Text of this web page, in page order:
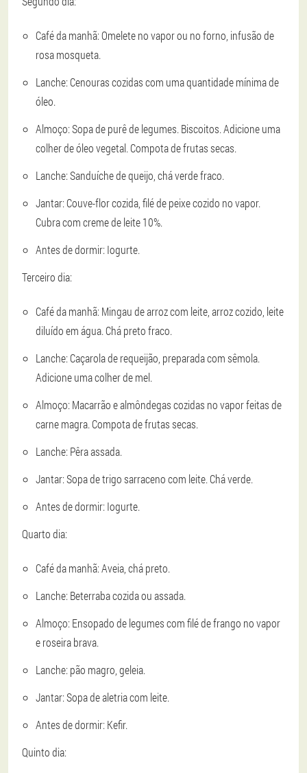
Café da manhã: Omelete no vapor ou no forno, infusão de
rosa mosqueta.
Lanche: Cenouras cozidas com uma quantidade mínima de
óleo.
Almoço: Sopa de purê de legumes. Biscoitos. Adicione uma
colher de óleo vegetal. Compota de frutas secas.
Lanche: Sanduíche de queijo, chá verde fraco.
Jantar: Couve-flor cozida, filé de peixe cozido no vapor.
Cubra com creme de leite 10%.
Antes de dormir: Iogurte.
Terceiro dia:
Café da manhã: Mingau de arroz com leite, arroz cozido, leite
diluído em água. Chá preto fraco.
Lanche: Caçarola de requeijão, preparada com sêmola.
Adicione uma colher de mel.
Almoço: Macarrão e almôndegas cozidas no vapor feitas de
carne magra. Compota de frutas secas.
Lanche: Pêra assada.
Jantar: Sopa de trigo sarraceno com leite. Chá verde.
Antes de dormir: Iogurte.
Quarto dia:
Café da manhã: Aveia, chá preto.
Lanche: Beterraba cozida ou assada.
Almoço: Ensopado de legumes com filé de frango no vapor
e roseira brava.
Lanche: pão magro, geleia.
Jantar: Sopa de aletria com leite.
Antes de dormir: Kefir.
Quinto dia: